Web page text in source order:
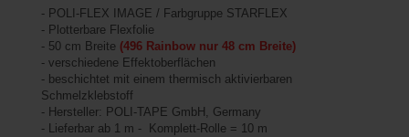
- POLI-FLEX IMAGE / Farbgruppe STARFLEX
- Plotterbare Flexfolie
- 50 cm Breite (496 Rainbow nur 48 cm Breite)
- verschiedene Effektoberflächen
- beschichtet mit einem thermisch aktivierbaren
Schmelzklebstoff
- Hersteller: POLI-TAPE GmbH, Germany
- Lieferbar ab 1 m - Komplett-Rolle = 10 m